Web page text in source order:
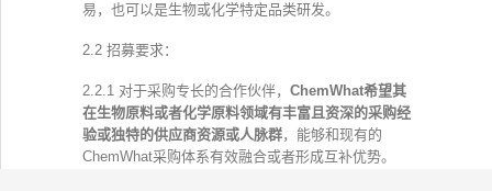
易，也可以是生物或化学特定品类研发。
2.2 招募要求：
2.2.1 对于采购专长的合作伙伴， ChemWhat希望其
在生物原料或者化学原料领域有丰富且资深的采购经
验或独特的供应商资源或人脉群，能够和现有的
ChemWhat采购体系有效融合或者形成互补优势。